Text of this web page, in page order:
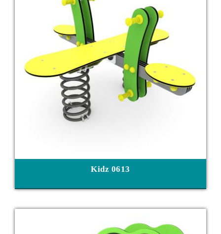
Kidz 0613